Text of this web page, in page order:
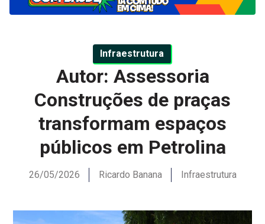
Infraestrutura
Autor: Assessoria
Construções de praças
transformam espaços
públicos em Petrolina
26/05/2026 Ricardo Banana Infraestrutura